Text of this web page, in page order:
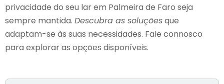
privacidade do seu lar em Palmeira de Faro seja
sempre mantida. Descubra as soluçõesque
adaptam-se às suas necessidades. Fale connosco
para explorar as opções disponíveis.